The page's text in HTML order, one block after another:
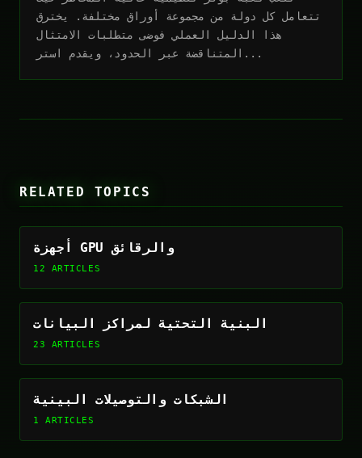
تتعامل كل دولة من مجموعة أوراق مختلفة. يخترق
هذا الدليل العملي فوضى متطلبات الامتثال
المتناقضة عبر الحدود، ويقدم استر...
RELATED TOPICS
أجهزة GPU والرقائق
12 ARTICLES
البنية التحتية لمراكز البيانات
23 ARTICLES
الشبكات والتوصيلات البينية
1 ARTICLES